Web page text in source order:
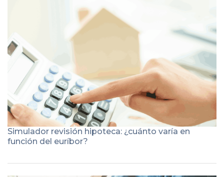
Simulador revisión hipoteca: ¿cuánto varía en
función del euríbor?